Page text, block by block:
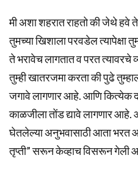
मी अशा शहरात राहतो की जेथे हवे
तुमच्या खिशाला परवडेल त्यापेक्षा
ते भरावेच लागतात व परत
तुम्ही खातरजमा करता की पुढे
जगावे लागणार आहे. आणि कित्येक
काळजीला तोंड द्यावे लागणार
घेतलेल्या अनुभवासाठी आता भरत
तृप्ती” सरून केव्हाच विसरून गेली